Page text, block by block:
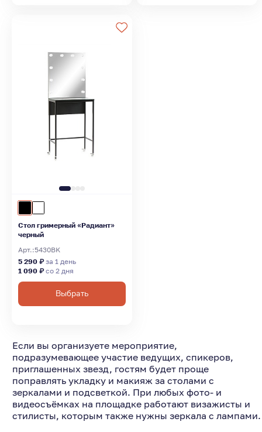
Стол гримерный «Радиант»
черный
Арт.:5430BK
5 290 ₽за 1 день
1 090 ₽со 2 дня
Выбрать
Если вы организуете мероприятие,
подразумевающее участие ведущих, спикеров,
приглашенных звезд, гостям будет проще
поправлять укладку и макияж за столами с
зеркалами и подсветкой. При любых фото- и
видеосъёмках на площадке работают визажисты и
стилисты, которым также нужны зеркала с лампами.